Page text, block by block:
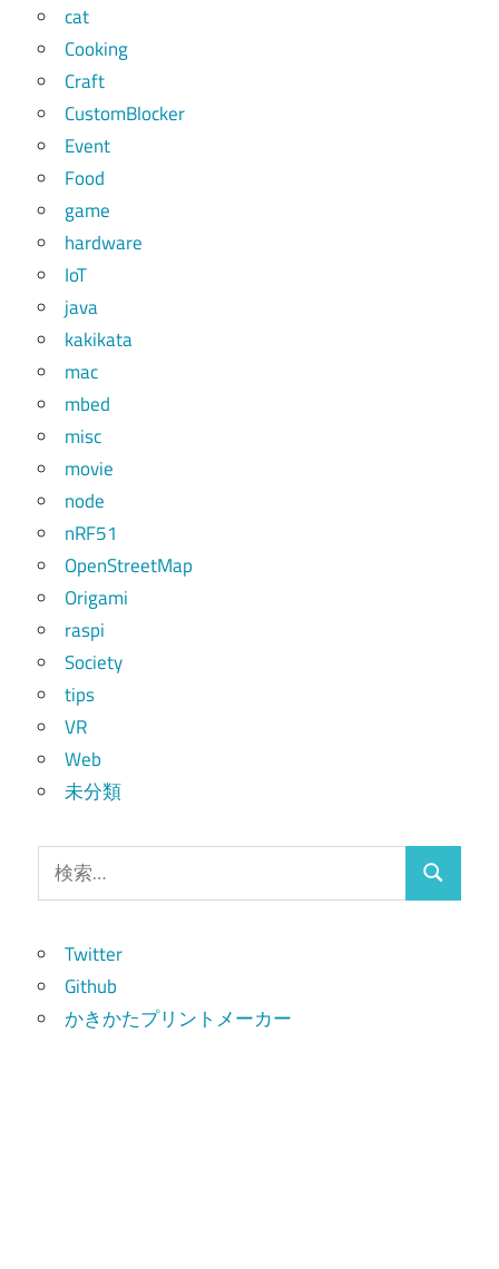
cat
Cooking
Craft
CustomBlocker
Event
Food
game
hardware
IoT
java
kakikata
mac
mbed
misc
movie
node
nRF51
OpenStreetMap
Origami
raspi
Society
tips
VR
Web
未分類
索:
検
Twitter
Github
かきかたプリントメーカー